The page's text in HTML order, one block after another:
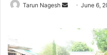
Tarun Nagesh
Send
email
June 6,